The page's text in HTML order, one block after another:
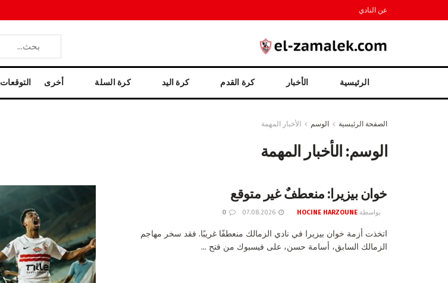
عن النادي
الرئيسية الأخبار كرة القدم كرة اليد كرة السلة أخرى التوقعات
الصفحة الرئيسية الوسم الأخبار المهمة
الوسم: الأخبار المهمة
خوان بيزيرا: منعطفٌ غير متوقع
بواسطة HOCINE HARZOUNE
اتخذت أزمة خوان بيزيرا في نادي الزمالك منعطفًا غريبًا. فقد سخر مهاجم
الزمالك السابق، أسامة حسن، على فيسبوك من فتح ...